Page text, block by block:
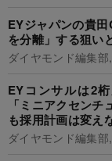
EYジャパンの貴
を分離」する狙い
ダイヤモンド編集部
EYコンサルは2
「ミニアクセン
も採用計画は変え
ダイヤモンド編集